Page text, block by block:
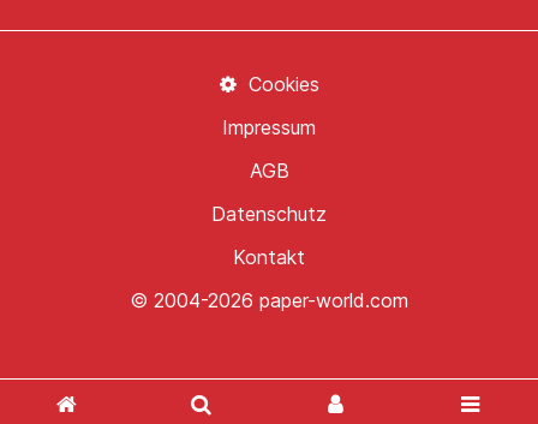
© 2004-2026 paper-world.com
Kontakt
Datenschutz
AGB
Impressum
Cookies